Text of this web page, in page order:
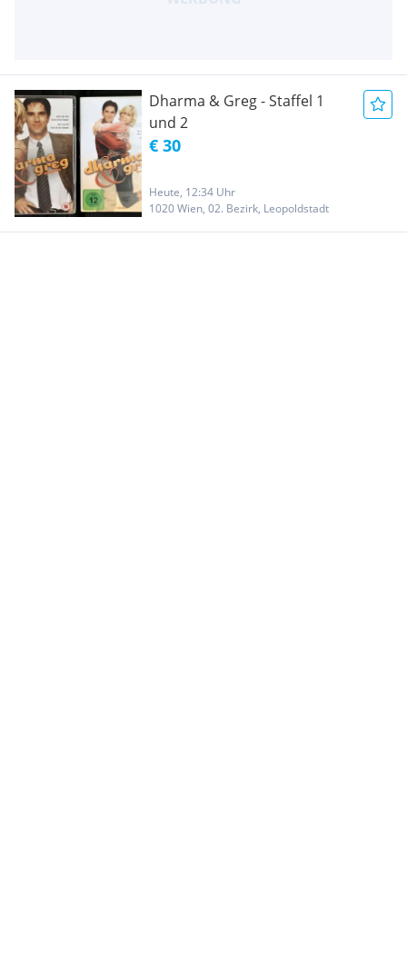
Dharma & Greg - Staffel 1
und 2
€ 30
Heute, 12:34 Uhr
1020 Wien, 02. Bezirk, Leopoldstadt